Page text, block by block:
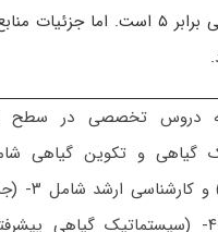
. اما جزئیات
گیاهی و تکوین گیاهی
فتوسنتز)، ۴- (سیستماتیک